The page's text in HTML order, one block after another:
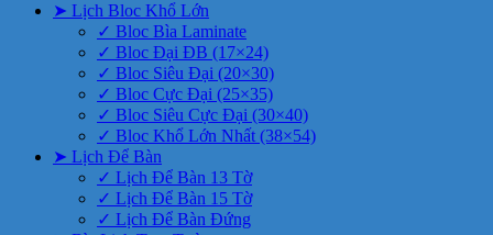
➤ Lịch Bloc Khổ Lớn
✓ Bloc Bìa Laminate
✓ Bloc Đại ĐB (17×24)
✓ Bloc Siêu Đại (20×30)
✓ Bloc Cực Đại (25×35)
✓ Bloc Siêu Cực Đại (30×40)
✓ Bloc Khổ Lớn Nhất (38×54)
➤ Lịch Để Bàn
✓ Lịch Để Bàn 13 Tờ
✓ Lịch Để Bàn 15 Tờ
✓ Lịch Để Bàn Đứng